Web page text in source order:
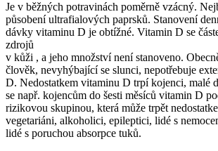
Je v běžných potravinách poměrně vzácný.
působení ultrafialových paprsků. Stanovení
dávky vitaminu D je obtížné. Vitamin D se
zdrojů
v kůži , a jeho množství není stanoveno.
člověk, nevyhýbající se slunci, nepotřebuje
D. Nedostatkem vitaminu D trpí kojenci, malé
se např. kojencům do šesti měsíců vitamin D
rizikovou skupinou, která může trpět
vegetariáni, alkoholici, epileptici, lidé s
lidé s poruchou absorpce tuků.